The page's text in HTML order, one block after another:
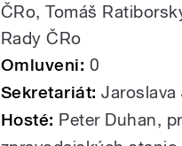
ČRo, Tomáš
Rady ČRo
Omluveni: 0
Sekretariát: Jaroslava
Hosté: Peter Duhan,